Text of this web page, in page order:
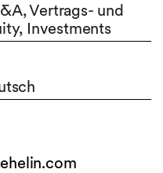
Vertrags- und
Investments